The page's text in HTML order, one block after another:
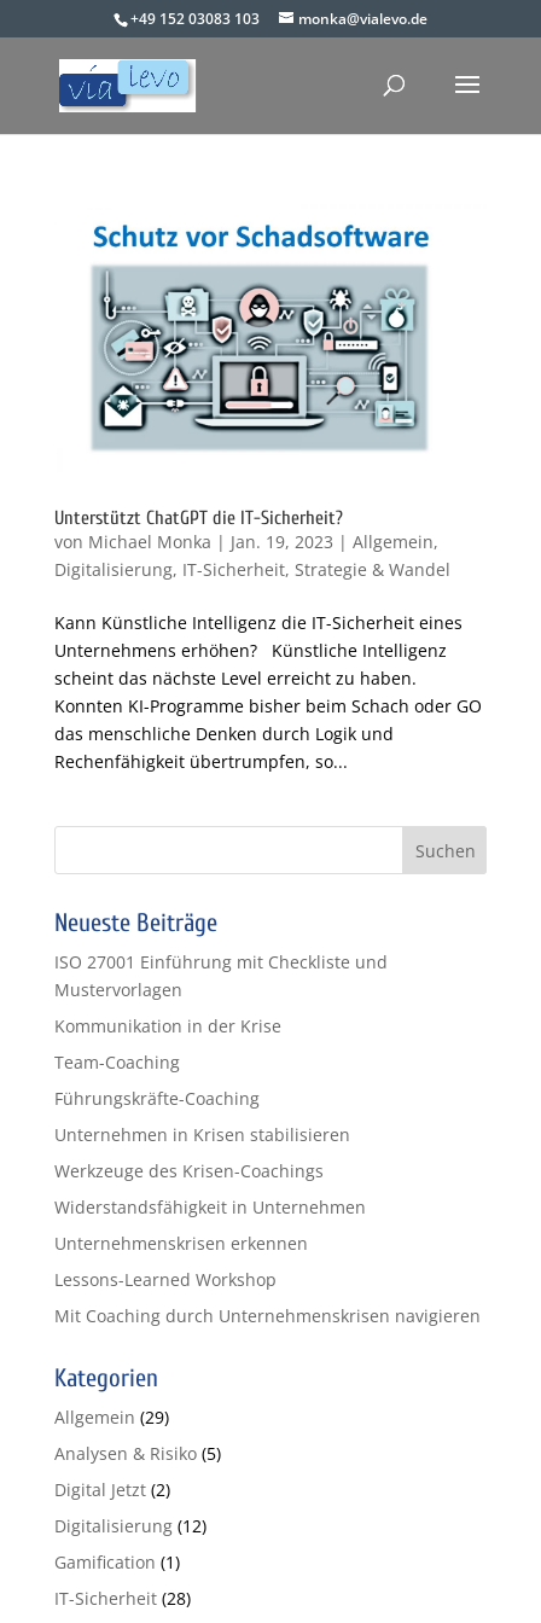
+49 152 03083 103 monka@vialevo.de
Unterstützt ChatGPT die IT-Sicherheit?
von Michael Monka | Jan. 19, 2023 | Allgemein,
Digitalisierung, IT-Sicherheit, Strategie & Wandel
Kann Künstliche Intelligenz die IT-Sicherheit eines
Unternehmens erhöhen? Künstliche Intelligenz
scheint das nächste Level erreicht zu haben.
Konnten KI-Programme bisher beim Schach oder GO
das menschliche Denken durch Logik und
Rechenfähigkeit übertrumpfen, so...
Neueste Beiträge
ISO 27001 Einführung mit Checkliste und
Mustervorlagen
Kommunikation in der Krise
Team-Coaching
Führungskräfte-Coaching
Unternehmen in Krisen stabilisieren
Werkzeuge des Krisen-Coachings
Widerstandsfähigkeit in Unternehmen
Unternehmenskrisen erkennen
Lessons-Learned Workshop
Mit Coaching durch Unternehmenskrisen navigieren
Kategorien
Allgemein (29)
Analysen & Risiko(5)
Digital Jetzt(2)
Digitalisierung(12)
Gamification (1)
IT-Sicherheit(28)